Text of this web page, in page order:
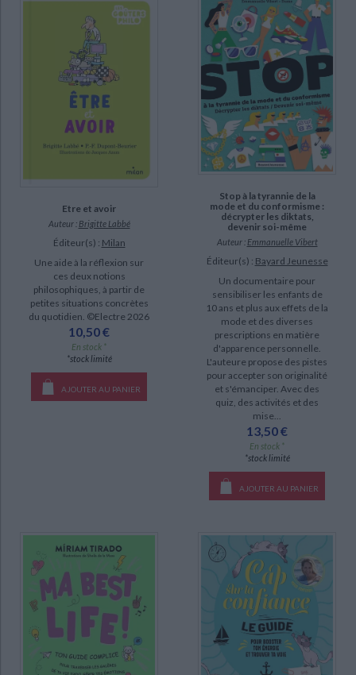
Saint-Mars, Dominique de (12)
Labbé, Brigitte (11)
Brenifier, Oscar (9)
Morin, Jean (9)
Pétigny, Aline de (9)
Alley, Robert W. (8)
livre (532)
coffret (35)
poche (17)
document-audio (2)
revue (2)
Ben et les habiletés sociales (6)
DISPONIBILITÉ
epuise (1904)
disponible (592)
manquant (72)
a-paraitre (11)
Etre et avoir
Auteur : Brigitte Labbé
Éditeur(s) : Milan
Une aide à la réflexion sur
ces deux notions
philosophiques, à partir de
petites situations concrètes
du quotidien. ©Electre 2026
10,50 €
En stock *
*stock limité
AJOUTER AU PANIER
Stop à la tyrannie de la
mode et du conformisme :
décrypter les diktats,
devenir soi-même
Auteur : Emmanuelle Vibert
Éditeur(s) : Bayard Jeunesse
Un documentaire pour
sensibiliser les enfants de
10 ans et plus aux effets de la
mode et des diverses
prescriptions en matière
d'apparence personnelle.
L'auteure propose des pistes
pour accepter son originalité
et s'émanciper. Avec des
quiz, des activités et des
mise...
13,50 €
En stock *
*stock limité
AJOUTER AU PANIER